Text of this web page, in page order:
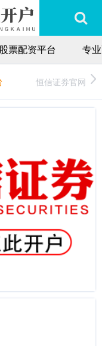
票配资平台 专
恒信证券官网